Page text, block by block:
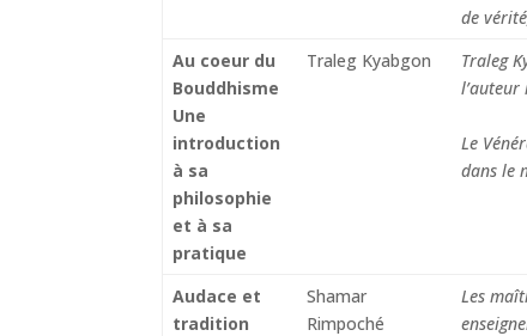
de
Au coeur du
Bouddhisme
Une
introduction
à sa
philosophie
et à sa
pratique
Traleg Kyabgon
Traleg
Le
dans le
Audace et
tradition
Shamar
Rimpoché
Les